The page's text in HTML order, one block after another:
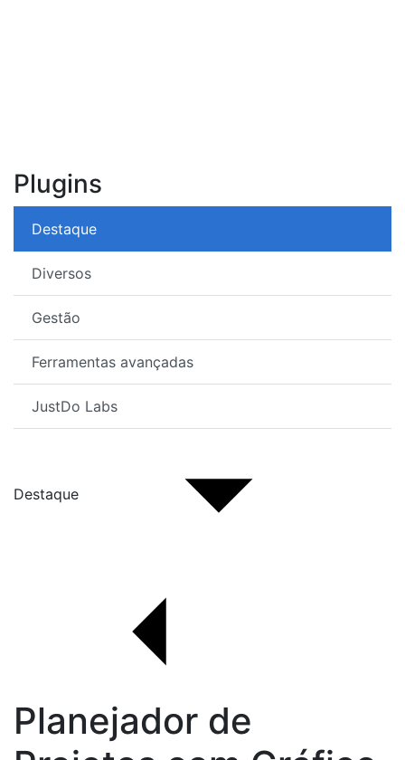
Plugins
Destaque
Diversos
Gestão
Ferramentas avançadas
JustDo Labs
Destaque
Planejador de